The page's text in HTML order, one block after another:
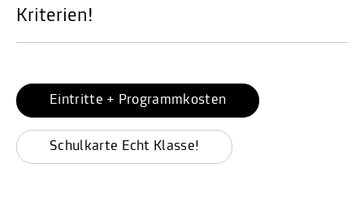
Kriterien!
Eintritte + Programmkosten
Schulkarte Echt Klasse!